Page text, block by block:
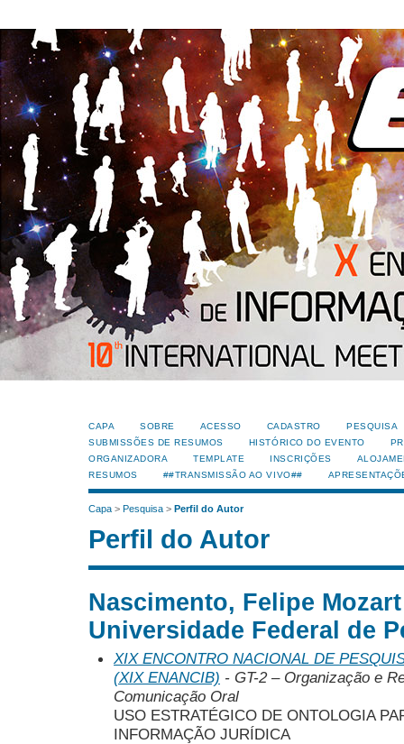
CAPA SOBRE ACESSO CADASTRO
PESQUISA
SUBMISSÕES DE RESUMOS
HISTÓRICO DO EVENTO
ORGANIZADORA
TEMPLATE INSCRIÇÕES
RESUMOS
##TRANSMISSÃO AO VIVO##
Capa > Pesquisa > Perfil do Autor
Perfil do Autor
Nascimento, Felipe
Universidade Federal de
XIX ENCONTRO NACIONAL DE
(XIX ENANCIB) - GT-2 – Organização e
Comunicação Oral
USO ESTRATÉGICO DE ONTOLOGIA
INFORMAÇÃO JURÍDICA